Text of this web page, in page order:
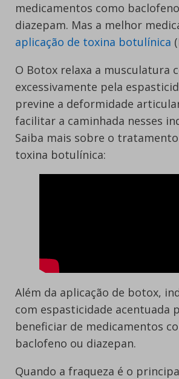
medicamentos como
diazepam. Mas a melhor
aplicação de toxina botulínica
O Botox relaxa a musculatura
excessivamente pela
previne a deformidade
facilitar a caminhada nesses
Saiba mais sobre o
toxina botulínica:
Além da aplicação de botox,
com espasticidade acentuada
beneficiar de medicamentos
baclofeno ou diazepan.
Quando a fraqueza é o